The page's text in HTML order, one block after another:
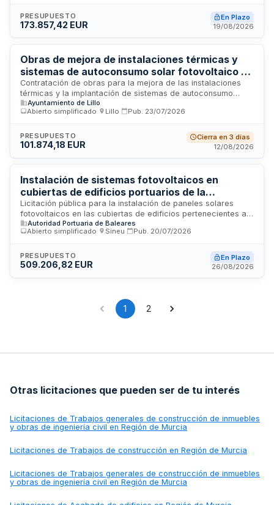
través de la plataforma Sobre Digital. La comunicación entre
la administración y los licitadores se realizará
PRESUPUESTO
173.857,42 EUR
En Plazo
19/08/2026
Obras de mejora de instalaciones térmicas y
sistemas de autoconsumo solar fotovoltaico en
centro educativo público de Lillo
Contratación de obras para la mejora de las instalaciones
térmicas y la implantación de sistemas de autoconsumo
solar fotovoltaico en el centro público educativo de Lillo,
ubicado en Toledo. El proyecto, cofinanciado por el
instalación de equipos aerotérmicos de bombas de frío-
calor y complementos fotovoltaicos para autoconsumo, con
bienestar de los usuarios del centro educativo.
Ayuntamiento de Lillo
Abierto simplificado
Lillo Pub. 23/07/2026
PRESUPUESTO
101.874,18 EUR
Cierra en 3 días
12/08/2026
Instalación de sistemas fotovoltaicos en
cubiertas de edificios portuarios de la
Autoridad Portuaria de Baleares
Licitación pública para la instalación de paneles solares
fotovoltaicos en las cubiertas de edificios pertenecientes a
la Autoridad Portuaria de Baleares, ubicados en el Moll Vell
de Mallorca. El proyecto busca la generación de energía
la sostenibilidad energética de las instalaciones portuarias.
Las obras incluyen el suministro e instalación completa del
Autoridad Portuaria de Baleares
Abierto simplificado
Sineu Pub. 20/07/2026
PRESUPUESTO
509.206,82 EUR
En Plazo
26/08/2026
1 2
Otras licitaciones que pueden ser de tu interés
Licitaciones de Trabajos generales de construcción de inmuebles
y obras de ingeniería civil en Región de Murcia
Licitaciones de Trabajos de construcción en Región de Murcia
Licitaciones de Trabajos generales de construcción de inmuebles
y obras de ingeniería civil en Región de Murcia